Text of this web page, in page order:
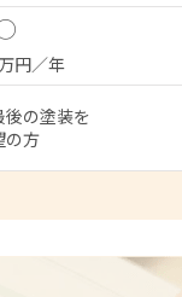
万円／年
の塗装を
の方